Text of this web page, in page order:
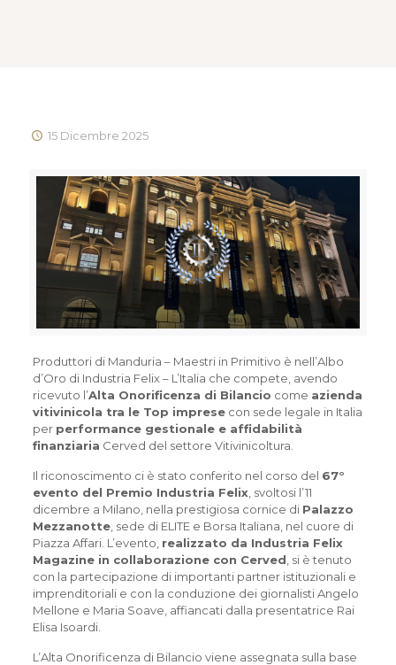
15 Dicembre 2025
Produttori di Manduria – Maestri in Primitivo è nell’Albo
d’Oro di Industria Felix – L’Italia che compete, avendo
ricevuto l’Alta Onorificenza di Bilancio come azienda
vitivinicola tra le Top impresecon sede legale in Italia
per performance gestionale e affidabilità
finanziaria Cerved del settore Vitivinicoltura.
Il riconoscimento ci è stato conferito nel corso del 67°
evento del Premio Industria Felix, svoltosi l’11
dicembre a Milano, nella prestigiosa cornice di Palazzo
Mezzanotte, sede di ELITE e Borsa Italiana, nel cuore di
Piazza Affari. L’evento, realizzato da Industria Felix
Magazine in collaborazione con Cerved , si è tenuto
con la partecipazione di importanti partner istituzionali e
imprenditoriali e con la conduzione dei giornalisti Angelo
Mellone e Maria Soave, affiancati dalla presentatrice Rai
Elisa Isoardi.
L’Alta Onorificenza di Bilancio viene assegnata sulla base